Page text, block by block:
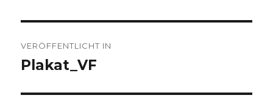
VERÖFFENTLICHT IN
Plakat_VF